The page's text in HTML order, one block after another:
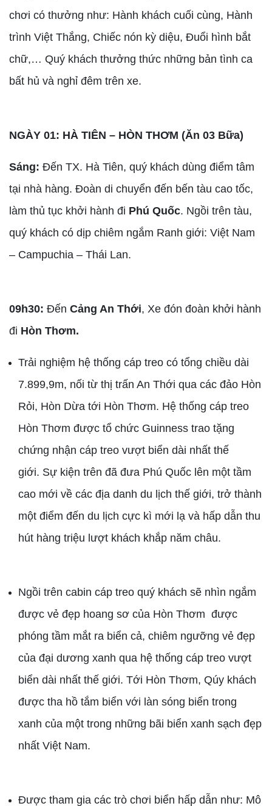
chơi có thưởng như: Hành khách cuối cùng, Hành
trình Việt Thắng, Chiếc nón kỳ diệu, Đuổi hình bắt
chữ,… Quý khách thưởng thức những bản tình ca
bất hủ và nghỉ đêm trên xe.
NGÀY 01: HÀ TIÊN – HÒN THƠM (Ăn 03 Bữa)
Sáng: Đến TX. Hà Tiên, quý khách dùng điểm tâm
tại nhà hàng. Đoàn di chuyển đến bến tàu cao tốc,
làm thủ tục khởi hành đi Phú Quốc. Ngồi trên tàu,
quý khách có dịp chiêm ngắm Ranh giới: Việt Nam
– Campuchia – Thái Lan.
09h30: Đến Cảng An Thới, Xe đón đoàn khởi hành
đi Hòn Thơm.
Trải nghiệm hệ thống cáp treo có tổng chiều dài
7.899,9m, nối từ thị trấn An Thới qua các đảo Hòn
Rỏi, Hòn Dừa tới Hòn Thơm. Hệ thống cáp treo
Hòn Thơm được tổ chức Guinness trao tặng
chứng nhận cáp treo vượt biển dài nhất thế
giới. Sự kiện trên đã đưa Phú Quốc lên một tầm
cao mới về các địa danh du lịch thế giới, trở thành
một điểm đến du lịch cực kì mới lạ và hấp dẫn thu
hút hàng triệu lượt khách khắp năm châu.
Ngồi trên cabin cáp treo quý khách sẽ nhìn ngắm
được vẻ đẹp hoang sơ của Hòn Thơm được
phóng tầm mắt ra biển cả, chiêm ngưỡng vẻ đẹp
của đại dương xanh qua hệ thống cáp treo vượt
biển dài nhất thế giới. Tới Hòn Thơm, Qúy khách
được tha hồ tắm biển với làn sóng biển trong
xanh của một trong những bãi biển xanh sạch đẹp
nhất Việt Nam.
Được tham gia các trò chơi biển hấp dẫn như: Mô